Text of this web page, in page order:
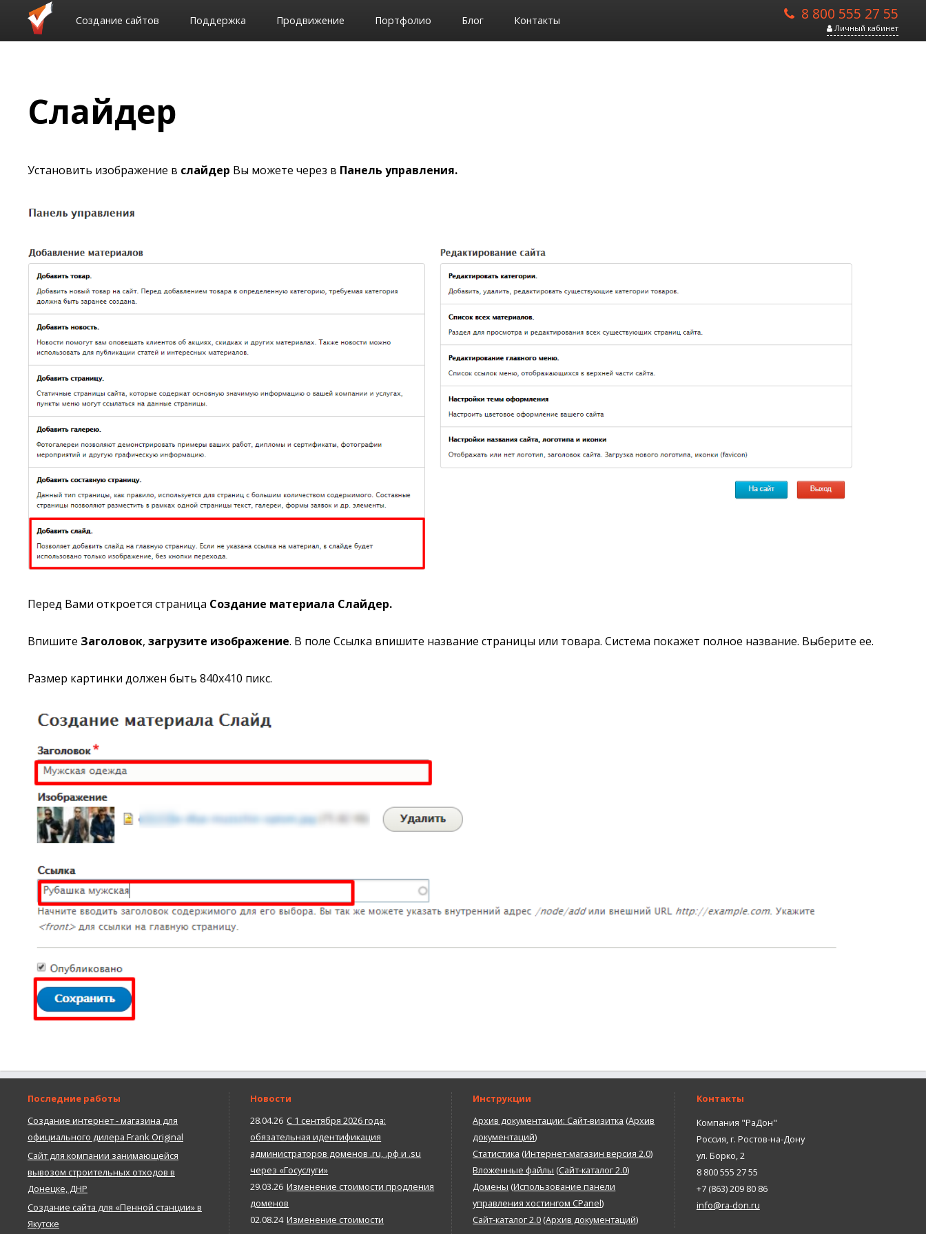
Создание сайтов Поддержка Продвижение Портфолио Блог Контакты 8 800 555 27 55
Личный кабинет
Слайдер
Установить изображение в слайдер Вы можете через в Панель управления.
Перед Вами откроется страница Создание материала Слайдер.
Впишите Заголовок, загрузите изображение. В поле Ссылка впишите название страницы или товара. Система покажет полное название. Выберите ее.
Размер картинки должен быть 840х410 пикс.
Последние работы
Создание интернет - магазина для
официального дилера Frank Original
Сайт для компании занимающейся
вывозом строительных отходов в
Донецке, ДНР
Создание сайта для «Пенной станции» в
Якутске
Новости
28.04.26 С 1 сентября 2026 года:
обязательная идентификация
администраторов доменов .ru, .рф и .su
через «Госуслуги»
29.03.26 Изменение стоимости продления
доменов
02.08.24 Изменение стоимости
Инструкции
Архив документации: Сайт-визитка (Архив
документаций)
Статистика (Интернет-магазин версия 2.0)
Вложенные файлы (Сайт-каталог 2.0)
Домены (Использование панели
управления хостингом CPanel)
Сайт-каталог 2.0 (Архив документаций)
Контакты
Компания "РаДон"
Россия,г. Ростов-на-Дону
ул. Борко, 2
8 800 555 27 55
+7 (863) 209 80 86
info@ra-don.ru